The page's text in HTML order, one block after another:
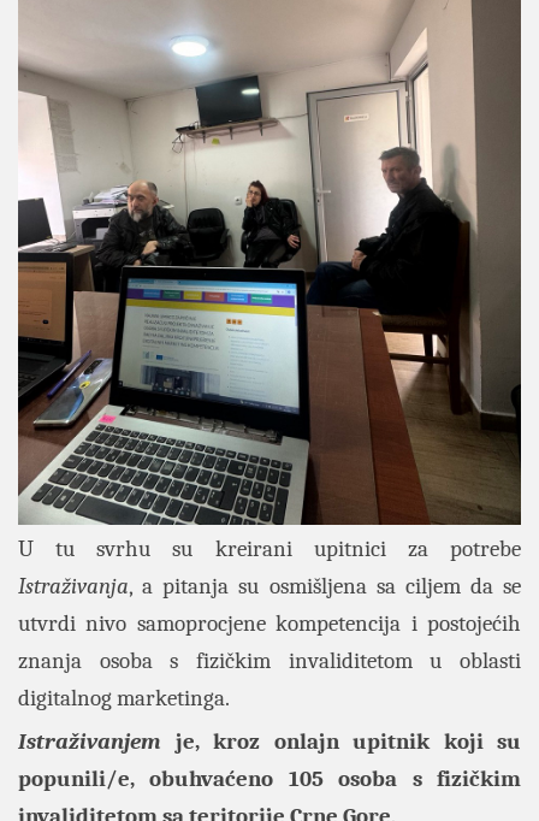
U tu svrhu su kreirani upitnici za potrebe
Istraživanja, a pitanja su osmišljena sa ciljem da se
utvrdi nivo samoprocjene kompetencija i postojećih
znanja osoba s fizičkim invaliditetom u oblasti
digitalnog marketinga.
Istraživanjem je, kroz onlajn upitnik koji su
popunili/e, obuhvaćeno 105 osoba s fizičkim